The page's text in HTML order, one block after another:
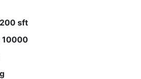
200 sft
10000